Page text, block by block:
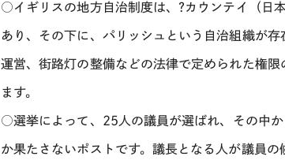
○イギリスの地方自治制度は、?カウンテイ（日
あり、その下に、パリッシュという自治組織が
運営、街路灯の整備などの法律で定められた権
ます。
○選挙によって、25人の議員が選ばれ、その中
か果たさないポストです。議長となる人が議員